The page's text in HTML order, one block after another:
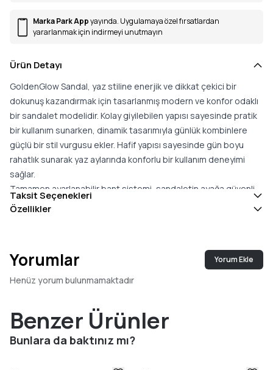
Marka Park Appyayında. Uygulamaya özel fırsatlardan
yararlanmak için indirmeyi unutmayın
Ürün Detayı
GoldenGlow Sandal, yaz stiline enerjik ve dikkat çekici bir
dokunuş kazandırmak için tasarlanmış modern ve konfor odaklı
bir sandalet modelidir. Kolay giyilebilen yapısı sayesinde pratik
bir kullanım sunarken, dinamik tasarımıyla günlük kombinlere
güçlü bir stil vurgusu ekler. Hafif yapısı sayesinde gün boyu
rahatlık sunarak yaz aylarında konforlu bir kullanım deneyimi
sağlar.
Tamamen ayarlanabilir bant sistemi, sandaletin ayağa güvenli
ve dengeli şekilde oturmasına yardımcı olur. Şeker kamışı bazlı
hafifliğiyle öne çıkar. Yağmurdan güneşli günlere kadar farklı
hava koşullarında rahatlıkla kullanılabilecek dayanıklı bir yapı
sunar.
görünümünü güçlendirirken zemin tutuşunu artırarak daha
dengeli bir yürüyüş deneyimi sağlar. Kaymayı azaltmaya yardımcı
olan kavrayıcı taban yapısı ise gün boyu güvenli ve rahat bir
Taksit Seçenekleri
Özellikler
Yorumlar Yorum Ekle
Henüz yorum bulunmamaktadır
Benzer Ürünler
Bunlara da baktınız mı?